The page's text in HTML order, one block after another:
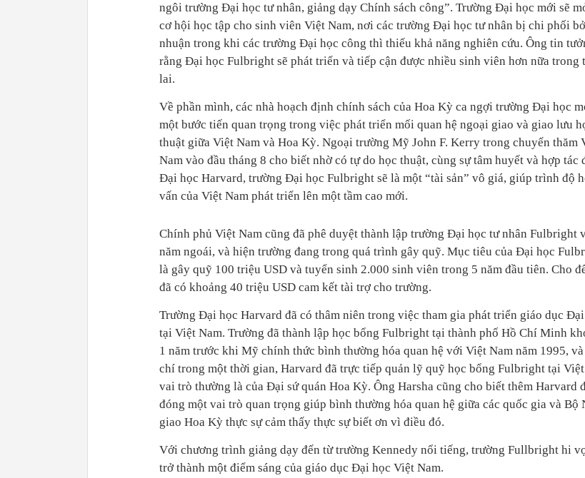
ngôi trường Đại học tư nhân, giảng dạy Chính sách công”. Trường Đại học mới sẽ
cơ hội học tập cho sinh viên Việt Nam, nơi các trường Đại học tư nhân bị chi phối
nhuận trong khi các trường Đại học công thì thiếu khả năng nghiên cứu. Ông tin
rằng Đại học Fulbright sẽ phát triển và tiếp cận được nhiều sinh viên hơn nữa trong
lai.
Về phần mình, các nhà hoạch định chính sách của Hoa Kỳ ca ngợi trường Đại học
một bước tiến quan trọng trong việc phát triển mối quan hệ ngoại giao và giao lưu
thuật giữa Việt Nam và Hoa Kỳ. Ngoại trường Mỹ John F. Kerry trong chuyến thăm
Nam vào đầu tháng 8 cho biết nhờ có tự do học thuật, cùng sự tâm huyết và hợp tác
Đại học Harvard, trường Đại học Fulbright sẽ là một “tài sản” vô giá, giúp trình độ
vấn của Việt Nam phát triển lên một tầm cao mới.
Chính phủ Việt Nam cũng đã phê duyệt thành lập trường Đại học tư nhân Fulbright
năm ngoái, và hiện trường đang trong quá trình gây quỹ. Mục tiêu của Đại học
là gây quỹ 100 triệu USD và tuyển sinh 2.000 sinh viên trong 5 năm đầu tiên. Cho
đã có khoảng 40 triệu USD cam kết tài trợ cho trường.
Trường Đại học Harvard đã có thâm niên trong việc tham gia phát triển giáo dục
tại Việt Nam. Trường đã thành lập học bổng Fulbright tại thành phố Hồ Chí Minh
1 năm trước khi Mỹ chính thức bình thường hóa quan hệ với Việt Nam năm 1995,
chí trong một thời gian, Harvard đã trực tiếp quản lỹ quỹ học bổng Fulbright tại
vai trò thường là của Đại sứ quán Hoa Kỳ. Ông Harsha cũng cho biết thêm Harvard
đóng một vai trò quan trọng giúp bình thường hóa quan hệ giữa các quốc gia và Bộ
giao Hoa Kỳ thực sự cảm thấy thực sự biết ơn vì điều đó.
Với chương trình giảng dạy đến từ trường Kennedy nổi tiếng, trường Fullbright hi
trở thành một điểm sáng của giáo dục Đại học Việt Nam.